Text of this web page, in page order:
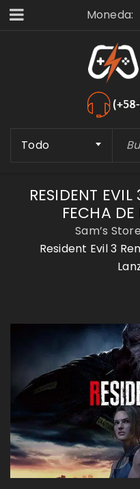
Moneda:
Todo
RESIDENT
FECHA
Sam’s Store
Resident Evil 3